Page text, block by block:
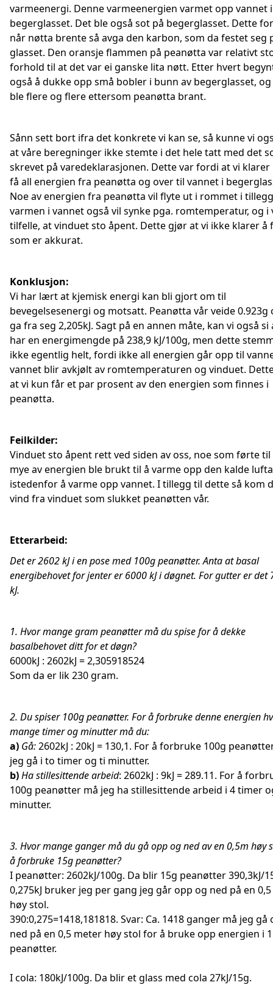
varmeenergi. Denne varmeenergien varmet opp vannet i
begerglasset. Det ble også sot på begerglasset. Dette
når nøtta brente så avga den karbon, som da festet seg
glasset. Den oransje flammen på peanøtta var relativt
forhold til at det var ei ganske lita nøtt. Etter hvert
også å dukke opp små bobler i bunn av begerglasset,
ble flere og flere ettersom peanøtta brant.
Sånn sett bort ifra det konkrete vi kan se, så kunne vi
at våre beregninger ikke stemte i det hele tatt med det
skrevet på varedeklarasjonen. Dette var fordi at vi klarer
få all energien fra peanøtta og over til vannet i
Noe av energien fra peanøtta vil flyte ut i rommet i
varmen i vannet også vil synke pga. romtemperatur, og i
tilfelle, at vinduet sto åpent. Dette gjør at vi ikke klarer å
som er akkurat.
Konklusjon:
Vi har lært at kjemisk energi kan bli gjort om til
bevegelsesenergi og motsatt. Peanøtta vår veide 0.923g
ga fra seg 2,205kJ. Sagt på en annen måte, kan vi også si
har en energimengde på 238,9 kJ/100g, men dette
ikke egentlig helt, fordi ikke all energien går opp til
vannet blir avkjølt av romtemperaturen og vinduet.
at vi kun får et par prosent av den energien som finnes i
peanøtta.
Feilkilder:
Vinduet sto åpent rett ved siden av oss, noe som førte til
mye av energien ble brukt til å varme opp den kalde
istedenfor å varme opp vannet. I tillegg til dette så kom
vind fra vinduet som slukket peanøtten vår.
Etterarbeid:
Det er 2602 kJ i en pose med 100g peanøtter. Anta at basal
energibehovet for jenter er 6000 kJ i døgnet. For gutter er det
kJ.
1. Hvor mange gram peanøtter må du spise for å dekke
basalbehovet ditt for et døgn?
6000kJ : 2602kJ = 2,305918524
Som da er lik 230 gram.
2. Du spiser 100g peanøtter. For å forbruke denne energien
mange timer og minutter må du:
a) Gå:2602kJ : 20kJ = 130,1. For å forbruke 100g
jeg gå i to timer og ti minutter.
b)Ha stillesittende arbeid: 2602kJ : 9kJ = 289.11. For å
100g peanøtter må jeg ha stillesittende arbeid i 4 timer
minutter.
3. Hvor mange ganger må du gå opp og ned av en 0,5m høy
å forbruke 15g peanøtter?
I peanøtter: 2602kJ/100g. Da blir 15g peanøtter 390,3kJ/
0,275kJ bruker jeg per gang jeg går opp og ned på en
høy stol.
390:0,275=1418,181818. Svar: Ca. 1418 ganger må jeg gå
ned på en 0,5 meter høy stol for å bruke opp energien i
peanøtter.
I cola: 180kJ/100g. Da blir et glass med cola 27kJ/15g.